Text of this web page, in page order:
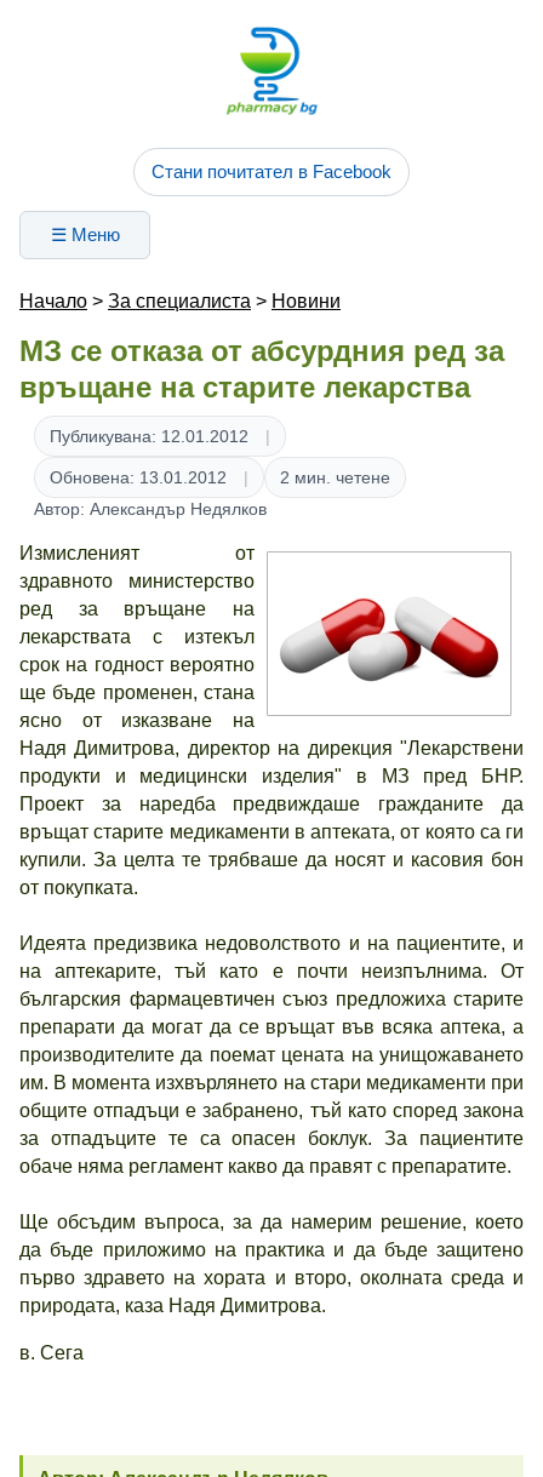
Стани почитател в Facebook
☰ Меню
Начало > За специалиста > Новини
МЗ се отказа от абсурдния ред за
връщане на старите лекарства
Публикувана: 12.01.2012
Обновена: 13.01.2012
2 мин. четене
Автор: Александър Недялков
Измисленият от
здравното министерство
ред за връщане на
лекарствата с изтекъл
срок на годност вероятно
ще бъде променен, стана
ясно от изказване на
Надя Димитрова, директор на дирекция "Лекарствени
продукти и медицински изделия" в МЗ пред БНР.
Проект за наредба предвиждаше гражданите да
връщат старите медикаменти в аптеката, от която са ги
купили. За целта те трябваше да носят и касовия бон
от покупката.
Идеята предизвика недоволството и на пациентите, и
на аптекарите, тъй като е почти неизпълнима. От
българския фармацевтичен съюз предложиха старите
препарати да могат да се връщат във всяка аптека, а
производителите да поемат цената на унищожаването
им. В момента изхвърлянето на стари медикаменти при
общите отпадъци е забранено, тъй като според закона
за отпадъците те са опасен боклук. За пациентите
обаче няма регламент какво да правят с препаратите.
Ще обсъдим въпроса, за да намерим решение, което
да бъде приложимо на практика и да бъде защитено
първо здравето на хората и второ, околната среда и
природата, каза Надя Димитрова.
в. Сега